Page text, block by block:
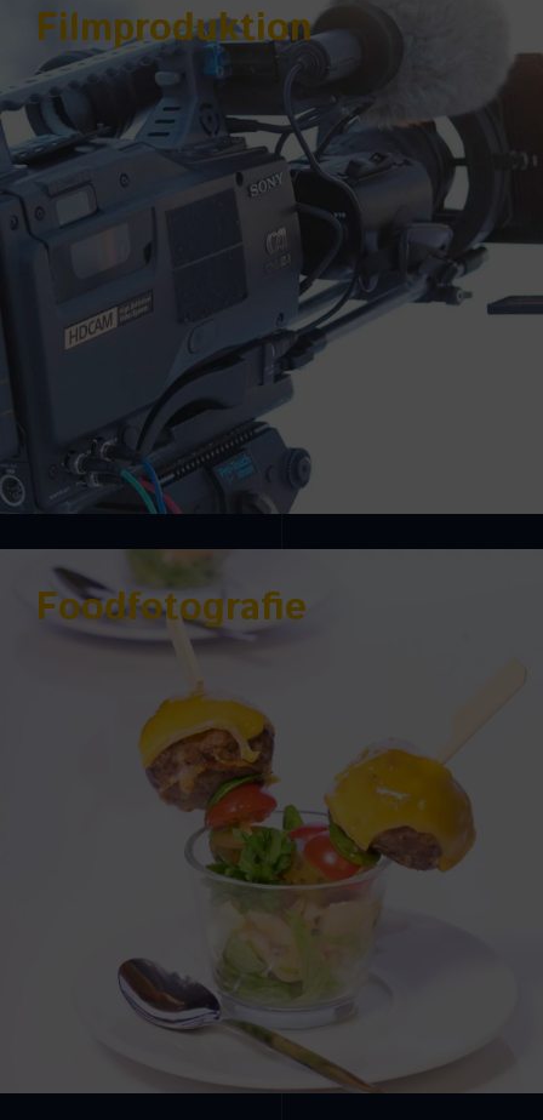
Filmproduktion
Foodfotografie